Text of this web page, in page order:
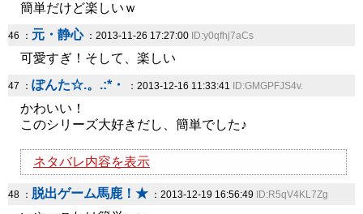
簡単だけど楽しいｗ
46 ： 元・静心：2013-11-26 17:27:00 ID:y0qfhj7aCs
可愛すぎ！そして、楽しい
47 ： ぽんた☆.。.:*・ ：2013-12-16 11:33:41 ID:GMGPFJS4v.
かわいい！
このシリーズ大好きだし、簡単でした♪
ネタバレ内容を表示
48 ： 脱出ゲーム馬鹿！★ ：2013-12-19 16:56:49 ID:R5qV4KL7Zg